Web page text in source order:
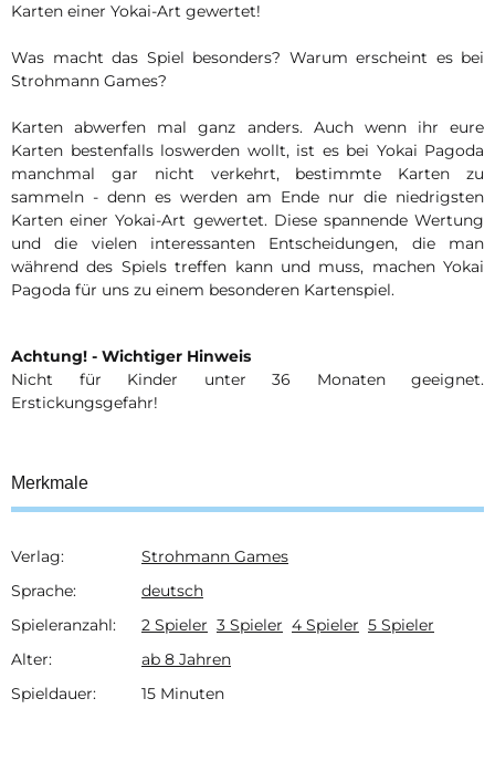
Karten einer Yokai-Art gewertet!
Was macht das Spiel besonders? Warum erscheint es bei
Strohmann Games?
Karten abwerfen mal ganz anders. Auch wenn ihr eure
Karten bestenfalls loswerden wollt, ist es bei Yokai Pagoda
manchmal gar nicht verkehrt, bestimmte Karten zu
sammeln - denn es werden am Ende nur die niedrigsten
Karten einer Yokai-Art gewertet. Diese spannende Wertung
und die vielen interessanten Entscheidungen, die man
während des Spiels treffen kann und muss, machen Yokai
Pagoda für uns zu einem besonderen Kartenspiel.
Achtung! - Wichtiger Hinweis
Nicht für Kinder unter 36 Monaten geeignet.
Erstickungsgefahr!
Merkmale
Produkteigenschaft
Wert
Verlag:
Strohmann Games
Sprache:
deutsch
Spieleranzahl:
2 Spieler 3 Spieler 4 Spieler 5 Spieler
Alter:
ab 8 Jahren
Spieldauer:
15 Minuten